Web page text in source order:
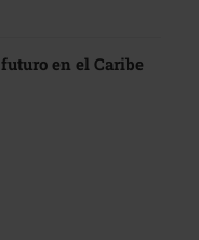
en el Caribe